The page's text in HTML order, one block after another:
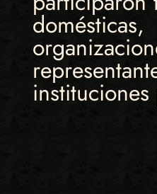
domésticas,